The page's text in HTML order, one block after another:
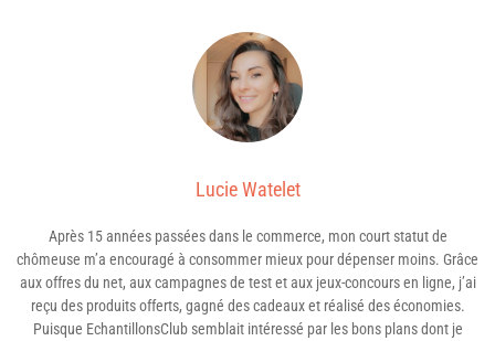
Lucie Watelet
Après 15 années passées dans le commerce, mon court statut de
chômeuse m’a encouragé à consommer mieux pour dépenser moins. Grâce
aux offres du net, aux campagnes de test et aux jeux-concours en ligne, j’ai
reçu des produits offerts, gagné des cadeaux et réalisé des économies.
Puisque EchantillonsClub semblait intéressé par les bons plans dont je